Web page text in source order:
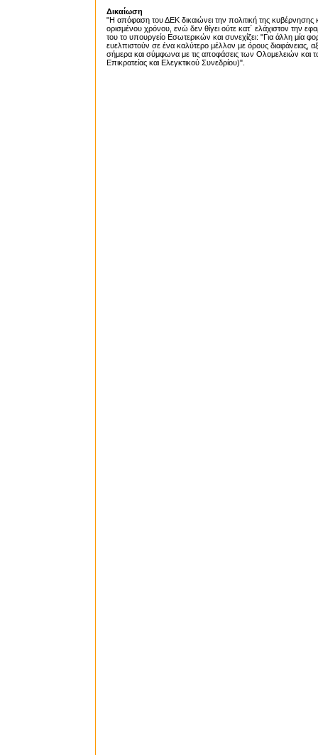
Δικαίωση
"Η απόφαση του ΔΕΚ δικαιώνει την πολιτική της
ορισμένου χρόνου, ενώ δεν θίγει ούτε κατ΄ ελάχιστον την
του το υπουργείο Εσωτερικών και συνεχίζει: "Για άλλη μία
ευελπιστούν σε ένα καλύτερο μέλλον με όρους διαφάνειας,
σήμερα και σύμφωνα με τις αποφάσεις των Ολομελειών και
Επικρατείας και Ελεγκτικού Συνεδρίου)".